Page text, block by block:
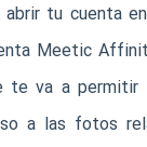
tu cuenta
Meetic
va a
a las fotos